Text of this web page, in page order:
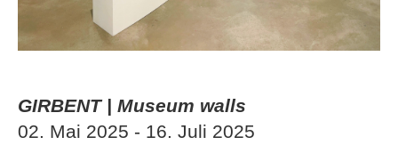
GIRBENT | Museum walls
02. Mai 2025 - 16. Juli 2025